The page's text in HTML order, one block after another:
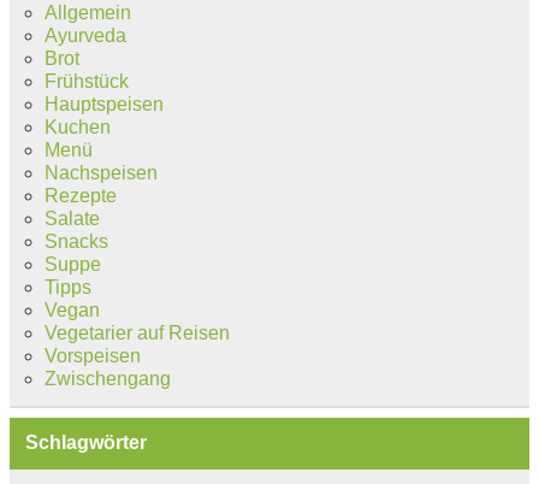
Allgemein
Ayurveda
Brot
Frühstück
Hauptspeisen
Kuchen
Menü
Nachspeisen
Rezepte
Salate
Snacks
Suppe
Tipps
Vegan
Vegetarier auf Reisen
Vorspeisen
Zwischengang
Schlagwörter